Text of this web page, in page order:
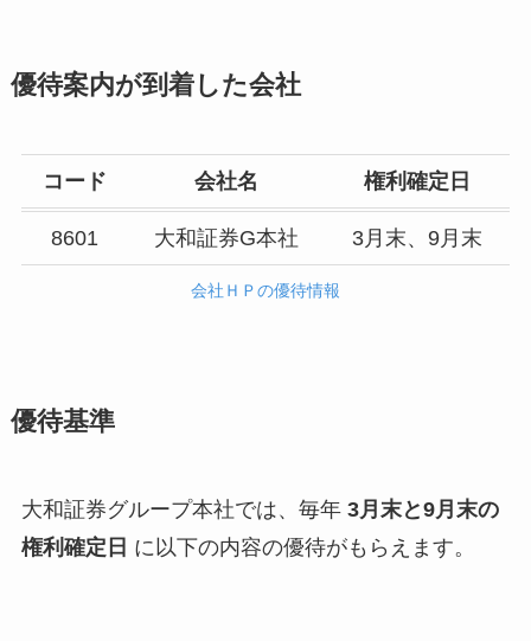
優待案内が到着した会社
コード 会社名 権利確定日
8601 大和証券G本社 3月末、9月末
会社ＨＰの優待情報
優待基準
大和証券グループ本社では、毎年 3月末と9月末の
権利確定日 に以下の内容の優待がもらえます。